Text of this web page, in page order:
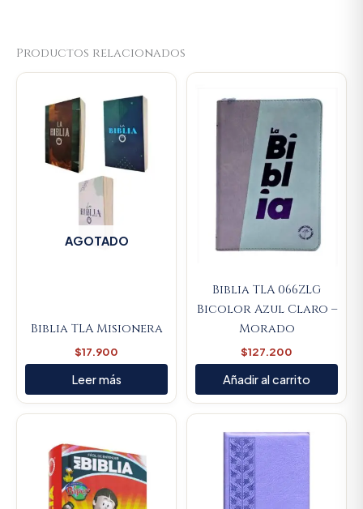
Productos relacionados
AGOTADO
Biblia TLA Misionera
$17.900
Leer más
Biblia TLA 066ZLG
Bicolor Azul Claro –
Morado
$127.200
Añadir al carrito